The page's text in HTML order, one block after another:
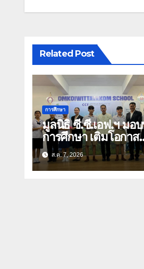
Related Post
การศึกษา
มูลนิธิ ซี.ซี.เอฟ.ฯ มอ
การศึกษา เติมโอกาส
ทางการศึกษา สร้าง
อนาคตที่มั่นคงให้เด็ก
และเยาวชนด้อยโอก
ส.ค. 7, 2026